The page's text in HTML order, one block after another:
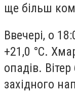
ще більш
Ввечері, о
+21,0 °С.
опадів.
західного